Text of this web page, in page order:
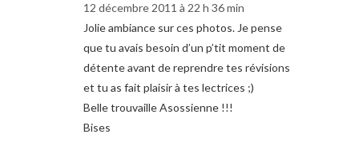
12 décembre 2011 à 22 h 36 min
Jolie ambiance sur ces photos. Je pense
que tu avais besoin d’un p’tit moment de
détente avant de reprendre tes révisions
et tu as fait plaisir à tes lectrices ;)
Belle trouvaille Asossienne !!!
Bises